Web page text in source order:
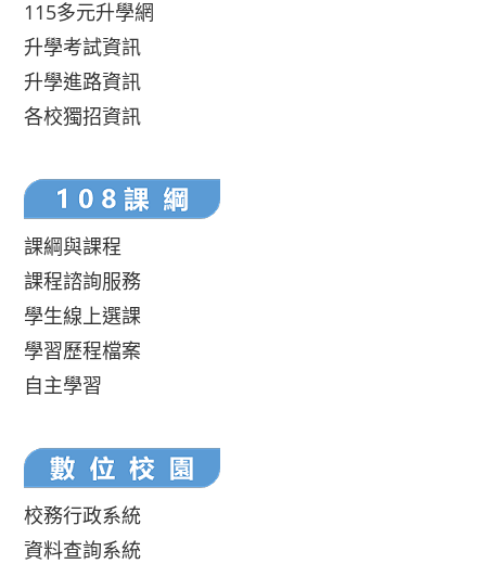
115多元升學網
升學考試資訊
升學進路資訊
各校獨招資訊
課綱與課程
課程諮詢服務
學生線上選課
學習歷程檔案
自主學習
校務行政系統
資料查詢系統